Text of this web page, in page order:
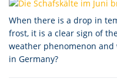
When there is a drop in
frost, it is a clear sign of
weather phenomenon and
in Germany?